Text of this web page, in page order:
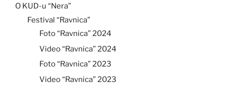
O KUD-u “Nera”
Festival “Ravnica”
Foto “Ravnica” 2024
Video “Ravnica” 2024
Foto “Ravnica” 2023
Video “Ravnica” 2023